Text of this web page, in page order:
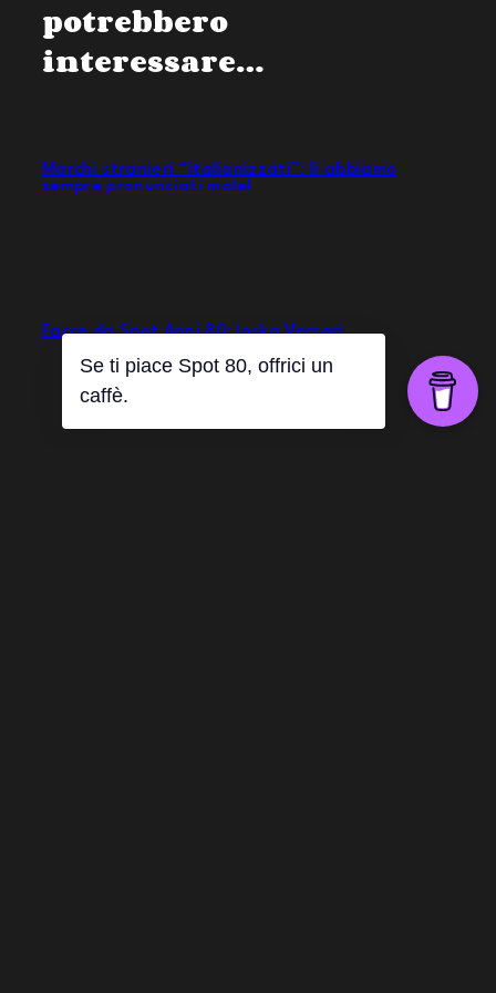
potrebbero
interessare…
Marchi stranieri “italianizzati”: li abbiamo
sempre pronunciati male!
Facce da Spot Anni 80: Ioska Versari
Se ti piace Spot 80, offrici un
caffè.